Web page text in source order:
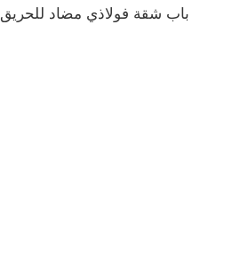
باب شقة فولاذي مضاد للحريق